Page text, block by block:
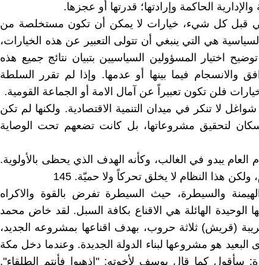
الحاكمة وإرادتها؛ قدرتها أو عجزها.
قبل كل شيء، خيارات لا يمكن أن تكون مستخلصة من
هي التي ينبغي أن تتولى التعبير عن هذه الخيارات،
اختيار المسؤولين السياسيين بتبيان نتائج جميع هذه
والانسجام فيما بينها أو عدمها. وإذا لم تقرر السلطة
فلن تكون تعبيراً عن آمال الامة أو الجماعة القومية.
شواغل لا تنكر في ميدان التنمية الاقتصادية. ولكنها لم تكن
لتحقيق مشروعاتها، بل كانت تضعهم تحت الوصاية
يبدو في الغالب، وكأنه الهدف الذي يحظى بالأولوية.
ولكن هذا النظام لا يخلق تحركاً ولا حميّة. 145
الهيمنة والسيطرة، حيث السيطرة تفرض بالقوة والاكراه
الوحيدة الهائلة هي الاقناع بكافة السبل. لقد خاض محمد
(قريش) ثلاثة حروب، بهدف اقناعها بمشروعه الجديد،
هو مشروعها لبناء الدولة الجديدة. وعندما دخل مكة
سأقول كما قال يوسف لأخوته: "اذهبوا فأنتم الطلقاء".